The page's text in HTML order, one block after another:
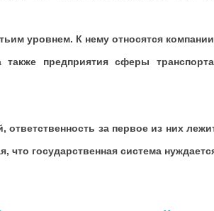
уровнем. К нему относятся
предприятия сферы
ответственность за первое из них
что государственная система